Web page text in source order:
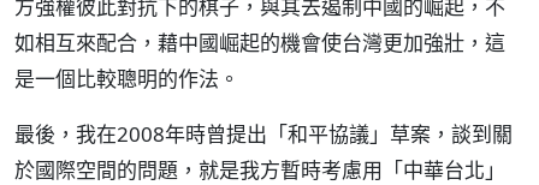
方強權彼此對抗下的棋子，與其去遏制中國的崛起，不
如相互來配合，藉中國崛起的機會使台灣更加強壯，這
是一個比較聰明的作法。
最後，我在2008年時曾提出「和平協議」草案，談到關
於國際空間的問題，就是我方暫時考慮用「中華台北」